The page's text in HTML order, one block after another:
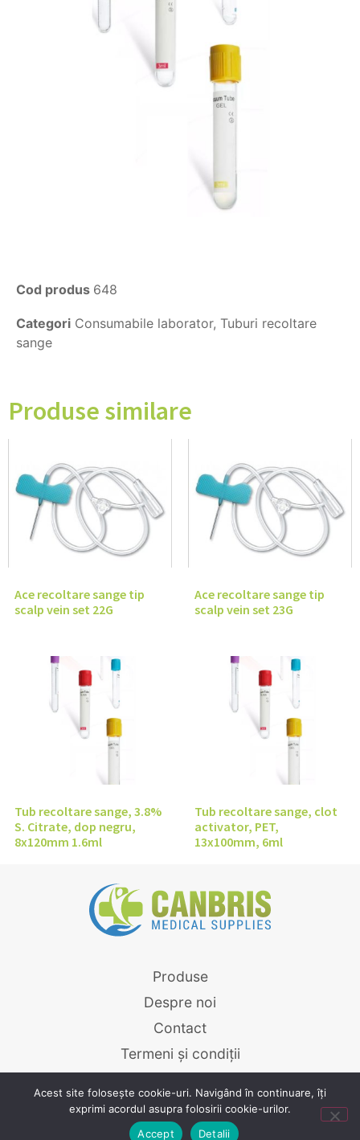
Cod produs 648
Categori Consumabile laborator, Tuburi recoltare
sange
Produse similare
Ace recoltare sange tip
scalp vein set 22G
Ace recoltare sange tip
scalp vein set 23G
Tub recoltare sange, 3.8%
S. Citrate, dop negru,
8x120mm 1.6ml
Tub recoltare sange, clot
activator, PET,
13x100mm, 6ml
Produse
Despre noi
Contact
Termeni și condiții
Canbris.ro © 2026
Powered byGraffish
Acest site folosește cookie-uri. Navigând în continuare, îți
exprimi acordul asupra folosirii cookie-urilor.
Accept
Detalii